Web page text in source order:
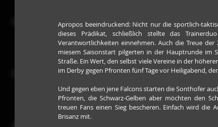
Apropos beeindruckend: Nicht nur die sportlich-
dieses Prädikat, schließlich stellte das
Verantwortlichkeiten einnehmen. Auch die Treue
miesem Saisonstart pilgerten in der Hauptrunde im
Straße. Ein Wert, den selbst viele Vereine in der
im Derby gegen Pfronten fünf Tage vor Heiligabend,
Und gegen eben jene Falcons starten die Sonthofer
Pfronten, die Schwarz-Gelben aber möchten den
treuen Fans einen Sieg bescheren. Einfach wird die
Brisanz mit.